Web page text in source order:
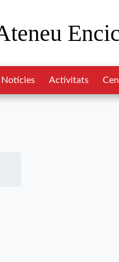
Notícies Activitats